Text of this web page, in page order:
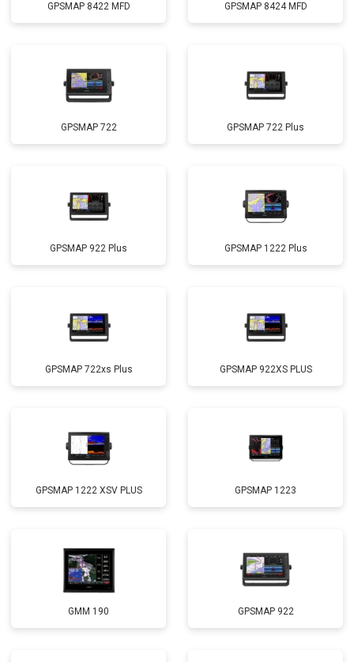
GPSMAP 8422 MFD GPSMAP 8424 MFD
GPSMAP 722 GPSMAP 722 Plus
GPSMAP 922 Plus GPSMAP 1222 Plus
GPSMAP 722xs Plus GPSMAP 922XS PLUS
GPSMAP 1222 XSV PLUS GPSMAP 1223
GMM 190 GPSMAP 922